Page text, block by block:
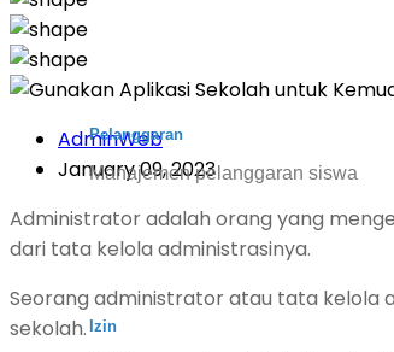
Pelanggaran
Manajemen pelanggaran siswa
Izin
AdminWeb
January 09, 2023
Administrator adalah orang yang
dari tata kelola administrasinya.
Seorang administrator atau tata kelola
sekolah.